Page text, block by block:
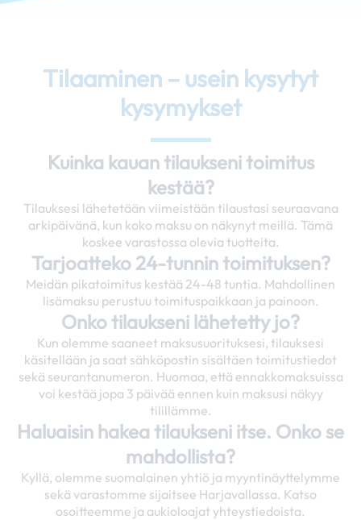
Tilaaminen – usein kysytyt
kysymykset
Kuinka kauan tilaukseni toimitus
kestää?
Tilauksesi lähetetään viimeistään tilaustasi seuraavana
arkipäivänä, kun koko maksu on näkynyt meillä. Tämä
koskee varastossa olevia tuotteita.
Tarjoatteko 24-tunnin toimituksen?
Meidän pikatoimitus kestää 24-48 tuntia. Mahdollinen
lisämaksu perustuu toimituspaikkaan ja painoon.
Onko tilaukseni lähetetty jo?
Kun olemme saaneet maksusuorituksesi, tilauksesi
käsitellään ja saat sähköpostin sisältäen toimitustiedot
sekä seurantanumeron. Huomaa, että ennakkomaksuissa
voi kestää jopa 3 päivää ennen kuin maksusi näkyy
tilillämme.
Haluaisin hakea tilaukseni itse. Onko se
mahdollista?
Kyllä, olemme suomalainen yhtiö ja myyntinäyttelymme
sekä varastomme sijaitsee Harjavallassa. Katso
osoitteemme ja aukioloajat yhteystiedoista.